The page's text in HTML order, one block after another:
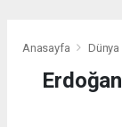
Anasayfa Dünya